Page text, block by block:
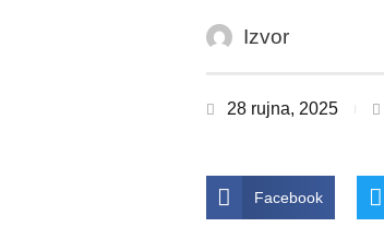
Izvor
28 rujna, 2025
Facebook